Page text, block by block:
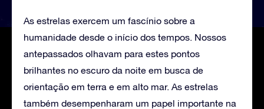
As estrelas exercem um fascínio sobre a
humanidade desde o início dos tempos. Nossos
antepassados olhavam para estes pontos
brilhantes no escuro da noite em busca de
orientação em terra e em alto mar. As estrelas
também desempenharam um papel importante na